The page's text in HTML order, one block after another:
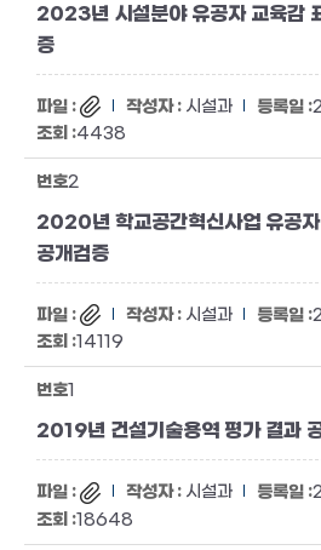
2023년 시설분야 유공자 교육감
증
시설과
4438
2
2020년 학교공간혁신사업 유공
공개검증
시설과
14119
1
2019년 건설기술용역 평가 결과
시설과
18648